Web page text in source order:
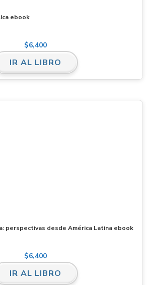
ebook
$6,400
IR AL LIBRO
perspectivas desde América Latina ebook
$6,400
IR AL LIBRO